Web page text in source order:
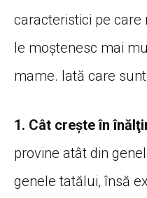
caracteristici pe
le moştenesc mai
mame. Iată care
1. Cât creşte în
provine atât din
genele tatălui, însă